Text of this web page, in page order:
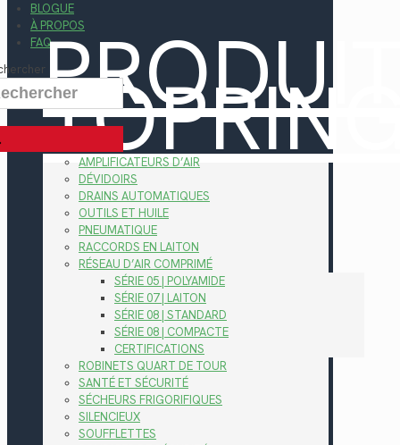
BLOGUE
À PROPOS
FAQ
AMPLIFICATEURS D’AIR
DÉVIDOIRS
DRAINS AUTOMATIQUES
OUTILS ET HUILE
PNEUMATIQUE
RACCORDS EN LAITON
RÉSEAU D’AIR COMPRIMÉ
SÉRIE 05 | POLYAMIDE
SÉRIE 07 | LAITON
SÉRIE 08 | STANDARD
SÉRIE 08 | COMPACTE
CERTIFICATIONS
ROBINETS QUART DE TOUR
SANTÉ ET SÉCURITÉ
SÉCHEURS FRIGORIFIQUES
SILENCIEUX
SOUFFLETTES